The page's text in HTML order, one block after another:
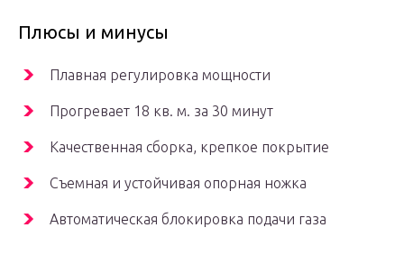
Плюсы и минусы
Плавная регулировка мощности
Прогревает 18 кв. м. за 30 минут
Качественная сборка, крепкое покрытие
Съемная и устойчивая опорная ножка
Автоматическая блокировка подачи газа